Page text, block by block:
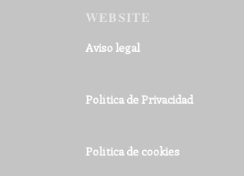
WEBSITE
Aviso legal
Política de Privacidad
Política de cookies